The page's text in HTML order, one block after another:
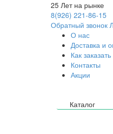
25 Лет на рынке
8(926) 221-86-15
Обратный звонок
О нас
Доставка и
Как заказать
Контакты
Акции
Каталог